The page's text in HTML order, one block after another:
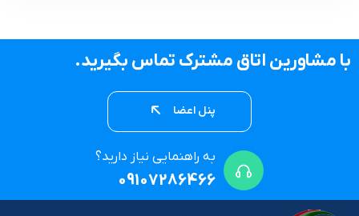
با مشاورین اتاق مشترک تماس بگیرید.
پنل اعضا
به راهنمایی نیاز دارید؟
09107286466